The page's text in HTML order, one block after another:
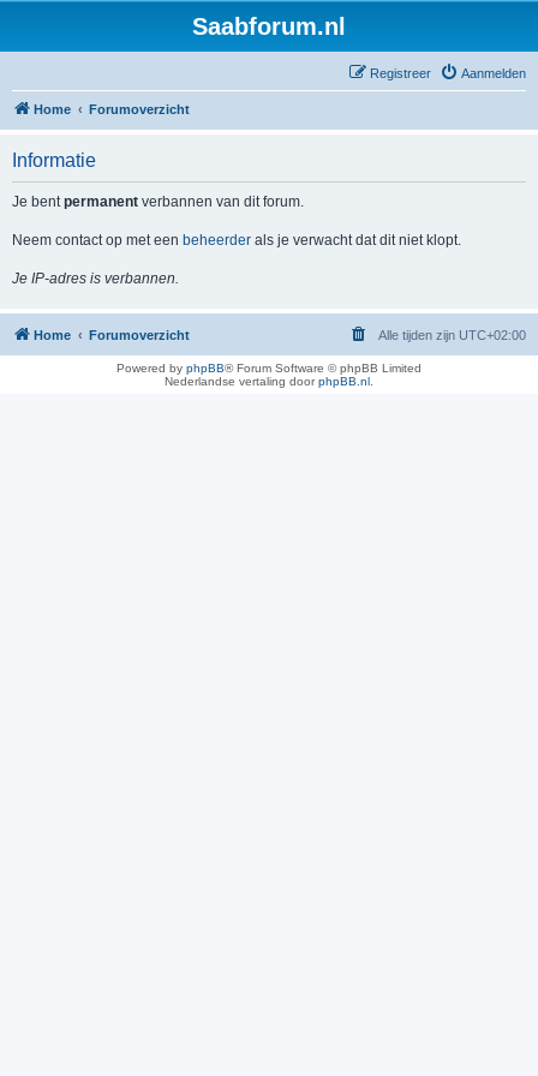
Saabforum.nl
Aanmelden
Registreer
Home Forumoverzicht
Informatie
Je bentpermanent verbannen van dit forum.
Neem contact op met een beheerder als je verwacht dat dit niet klopt.
Je IP-adres is verbannen.
Home Forumoverzicht Alle tijden zijn UTC+02:00
Powered by phpBB® Forum Software © phpBB Limited
Nederlandse vertaling doorphpBB.nl